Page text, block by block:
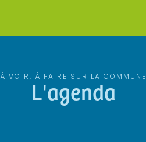
À VOIR, À FAIRE SUR LA COMMUNE
L'agenda